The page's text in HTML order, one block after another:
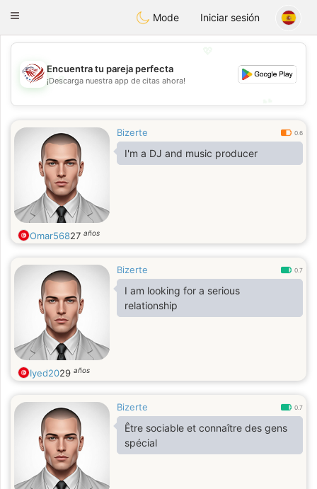
StatesDating
Toggle
Mode Iniciar sesión
💖
💕
Encuentra tu pareja perfecta
¡Descarga nuestra app de citas ahora!
Bizerte 0.6
I'm a DJ and music producer
Omar56827 años
Bizerte 0.7
I am looking for a serious
relationship
Iyed2029 años
Bizerte 0.7
Être sociable et connaître des gens
spécial